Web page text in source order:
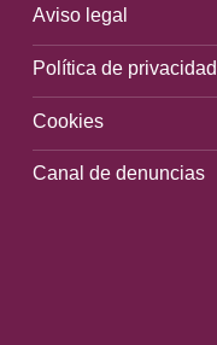
Aviso legal
Política de privacidad
Cookies
Canal de denuncias